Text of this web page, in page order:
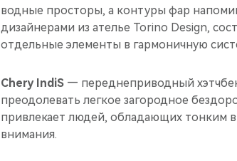
водные просторы, а контуры фар
дизайнерами из ателье Torino Design,
отдельные элементы в гармоничную
Chery IndiS — переднеприводный
преодолевать легкое загородное
привлекает людей, обладающих тонким
внимания.